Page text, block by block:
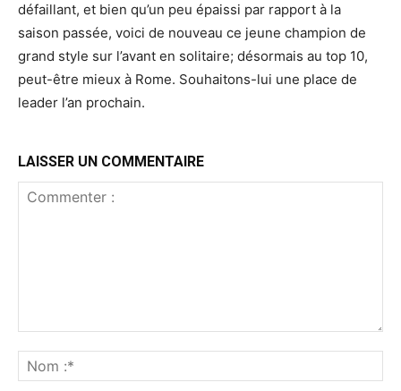
défaillant, et bien qu’un peu épaissi par rapport à la
saison passée, voici de nouveau ce jeune champion de
grand style sur l’avant en solitaire; désormais au top 10,
peut-être mieux à Rome. Souhaitons-lui une place de
leader l’an prochain.
LAISSER UN COMMENTAIRE